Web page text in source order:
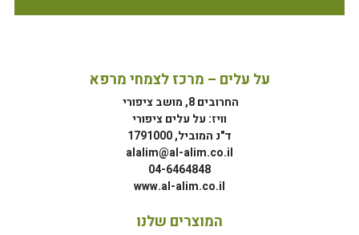
על עלים – מרכז לצמחי מרפא
החרובים 8, מושב ציפורי
וויז: על עלים ציפורי
ד"נ המוביל, 1791000
alalim@al-alim.co.il
04-6464848
www.al-alim.co.il
המוצרים שלנו